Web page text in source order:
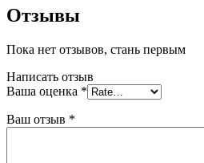
Отзывы
Пока нет отзывов, стань первым
Написать отзыв
Ваша оценка *
Ваш отзыв *